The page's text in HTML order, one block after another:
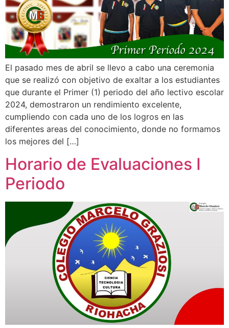
El pasado mes de abril se llevo a cabo una ceremonia
que se realizó con objetivo de exaltar a los estudiantes
que durante el Primer (1) periodo del año lectivo escolar
2024, demostraron un rendimiento excelente,
cumpliendo con cada uno de los logros en las
diferentes areas del conocimiento, donde no formamos
los mejores del […]
Horario de Evaluaciones I
Periodo